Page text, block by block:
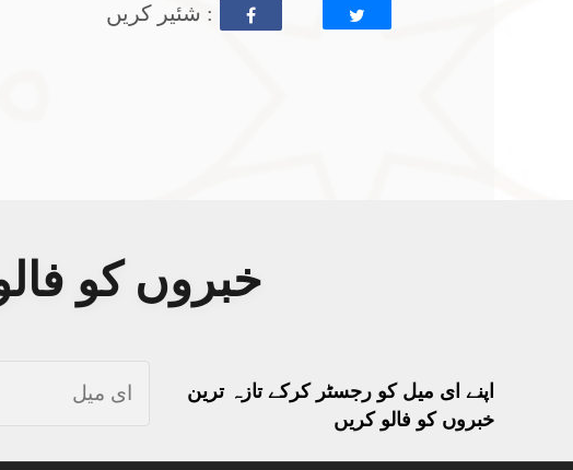
: شئیر کریں
خبروں کو
اپنے ای میل کو رجسٹر کرکے تازہ ترین
خبروں کو فالو کریں